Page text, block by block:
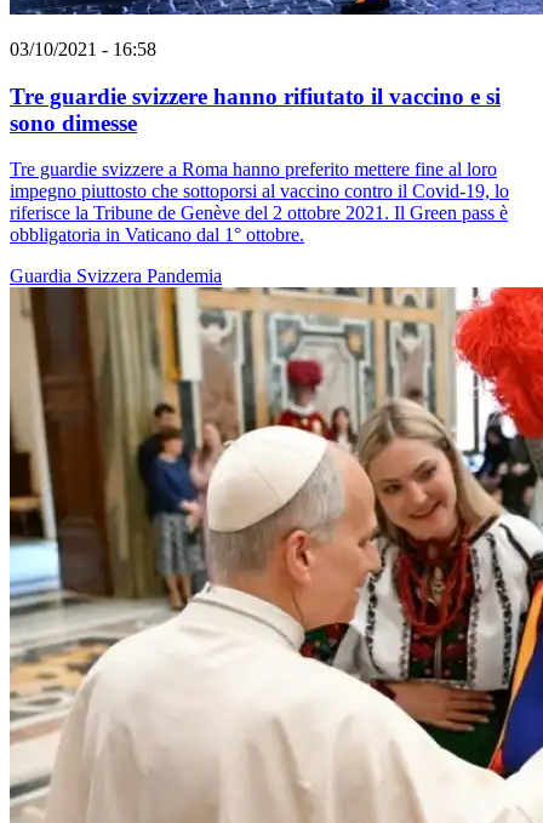
03/10/2021 - 16:58
Tre guardie svizzere hanno rifiutato il vaccino e si
sono dimesse
Tre guardie svizzere a Roma hanno preferito mettere fine al loro
impegno piuttosto che sottoporsi al vaccino contro il Covid-19, lo
riferisce la Tribune de Genève del 2 ottobre 2021. Il Green pass è
obbligatoria in Vaticano dal 1° ottobre.
Guardia Svizzera Pandemia